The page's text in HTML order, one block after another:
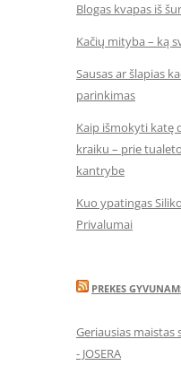
Blogas kvapas iš
Kačių mityba – ką
Sausas ar šlapias
parinkimas
Kaip išmokyti katę
kraiku – prie
kantrybe
Kuo ypatingas
Privalumai
PREKES
Geriausias
- JOSERA